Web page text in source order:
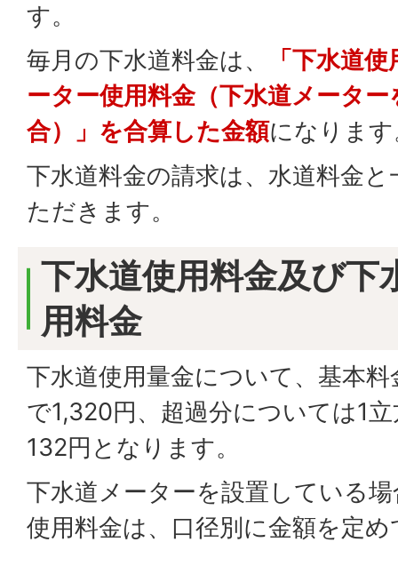
す。
毎月の下水道料金は、
「下水道
ーター使用料金（下水道メータ
合）」を合算した金額になりま
下水道料金の請求は、水道料金
ただきます。
下水道使用料金及び下
用料金
下水道使用量金について、基本
で1,320円、超過分については1
132円となります。
下水道メーターを設置している
使用料金は、口径別に金額を定